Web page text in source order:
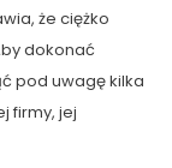
że ciężko
dokonać
pod uwagę kilka
firmy, jej